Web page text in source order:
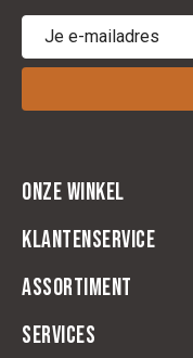
Onze winkel
Cloots Ruitersport
2830 Willebroek
Route
Klantenservice
Retourformulier
Algemene Voorwaarden
Assortiment
Ruiter
Services